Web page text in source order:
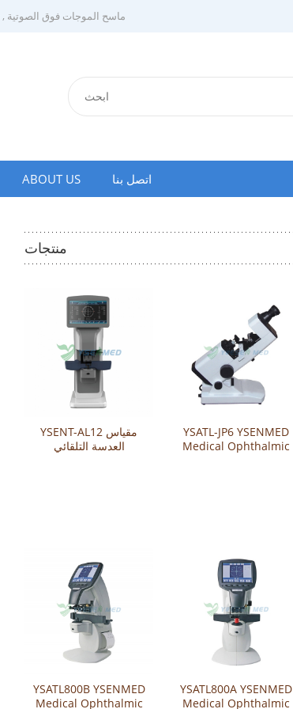
ماسح الموجات فوق الصوتية ,
ABOUT US اتصل بنا
منتجات
YSENT-AL12 مقياس
العدسة التلقائي
YSATL-JP6 YSENMED
Medical Ophthalmic
YSATL800B YSENMED
Medical Ophthalmic
YSATL800A YSENMED
Medical Ophthalmic